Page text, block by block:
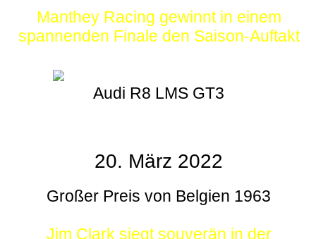
Manthey Racing gewinnt in einem
spannenden Finale den Saison-Auftakt
Audi R8 LMS GT3
20. März 2022
Großer Preis von Belgien 1963
Jim Clark siegt souverän in der